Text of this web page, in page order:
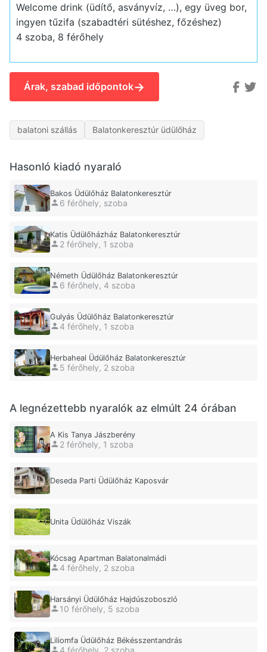
Welcome drink (üdítő, asványvíz, …), egy üveg bor,
ingyen tűzifa (szabadtéri sütéshez, főzéshez)
4 szoba, 8 férőhely
Árak, szabad időpontok→
balatoni szállás Balatonkeresztúr üdülőház
Hasonló kiadó nyaraló
Bakos Üdülőház Balatonkeresztúr
6 férőhely, szoba
Katis Üdülőházház Balatonkeresztúr
2 férőhely, 1 szoba
Németh Üdülőház Balatonkeresztúr
6 férőhely, 4 szoba
Gulyás Üdülőház Balatonkeresztúr
4 férőhely, 1 szoba
Herbaheal Üdülőház Balatonkeresztúr
5 férőhely, 2 szoba
A legnézettebb nyaralók az elmúlt 24 órában
A Kis Tanya Jászberény
2 férőhely, 1 szoba
Deseda Parti Üdülőház Kaposvár
Unita Üdülőház Viszák
Kócsag Apartman Balatonalmádi
4 férőhely, 2 szoba
Harsányi Üdülőház Hajdúszoboszló
10 férőhely, 5 szoba
Liliomfa Üdülőház Békésszentandrás
4 férőhely, 2 szoba